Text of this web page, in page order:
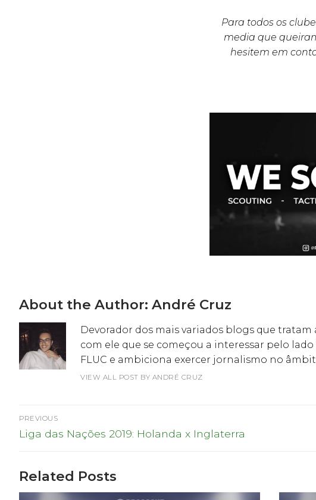
Para todos os
media que
hesitem em
About the Author: André Cruz
Devorador dos mais variados blogs que
com ele que se começou a interessar pelo
FLUC e ambiciona exercer jornalismo no
VIEW ALL POST BY ANDRÉ CRUZ
Navegação
de
PREVIOUS
Previous
Liga das Nações 2019: Holanda x Inglaterra
Related Posts